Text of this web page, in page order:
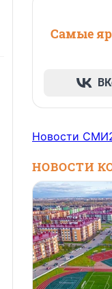
Самые
Новости
НОВОСТИ